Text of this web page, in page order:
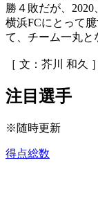
勝４敗だが、2020
横浜FCにとって
て、チーム一丸と
［ 文：芥川 和久 ］
注目選手
※随時更新
得点総数